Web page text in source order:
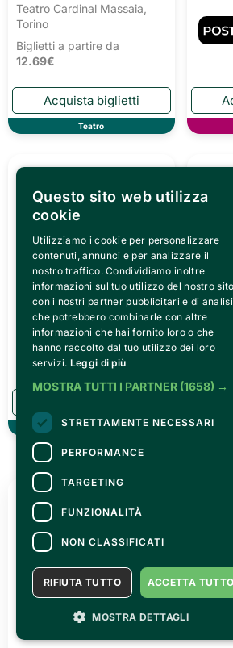
Teatro Cardinal Massaia,
Torino
Biglietti a partire da
12.69€
Teatro
Teatro Cardinal
Massaia 2026/27 -
Teatro Prosa
Teatro Cardinal Massaia,
Torino
Biglietti a partire da11.20€
Teatro
Teatro
Torino
MAGAZINE
Questo sito web utilizza
cookie
Utilizziamo i cookie per personalizzare
contenuti, annunci e per analizzare il
nostro traffico. Condividiamo inoltre
informazioni sul tuo utilizzo del nostro sito
con i nostri partner pubblicitari e di analisi
che potrebbero combinarle con altre
informazioni che hai fornito loro o che
hanno raccolto dal tuo utilizzo dei loro
servizi. Leggi di più
MOSTRA TUTTI I PARTNER (1658) →
STRETTAMENTE NECESSARI
PERFORMANCE
TARGETING
FUNZIONALITÀ
NON CLASSIFICATI
ACCETTA TUTTO
RIFIUTA TUTTO
MOSTRA DETTAGLI